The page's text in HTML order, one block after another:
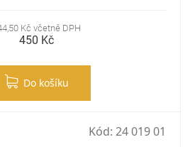
Kč včetně DPH
450 Kč
Do košíku
Kód: 24 019 01